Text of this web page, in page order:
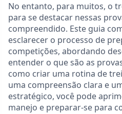
No entanto, para muitos, o
para se destacar nessas
compreendido. Este guia
esclarecer o processo de
competições, abordando
entender o que são as
como criar uma rotina de
uma compreensão clara e
estratégico, você pode
manejo e preparar-se para